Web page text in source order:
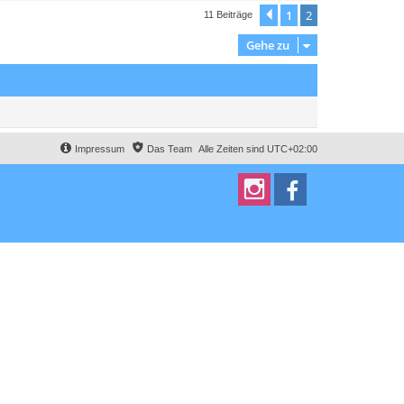
h
o
e
11 Beiträge Vorherige
1
2
Gehe zu
Alle Zeiten sind UTC+02:00
Das Team
Impressum